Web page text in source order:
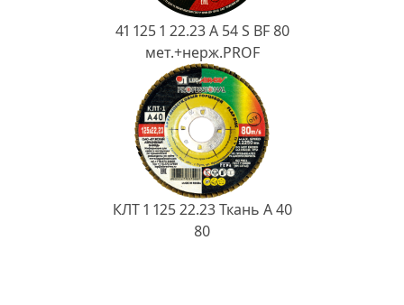
41 125 1 22.23 A 54 S BF 80
мет.+нерж.PROF
КЛТ 1 125 22.23 Ткань A 40
80